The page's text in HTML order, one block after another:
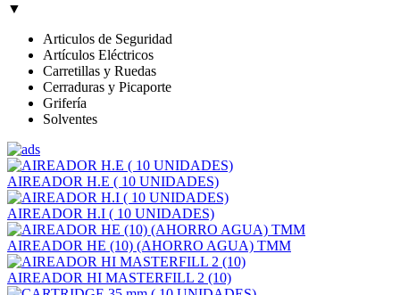
▼
Articulos de Seguridad
Artículos Eléctricos
Carretillas y Ruedas
Cerraduras y Picaporte
Grifería
Solventes
AIREADOR H.E ( 10 UNIDADES)
AIREADOR H.I ( 10 UNIDADES)
AIREADOR HE (10) (AHORRO AGUA) TMM
AIREADOR HI MASTERFILL 2 (10)